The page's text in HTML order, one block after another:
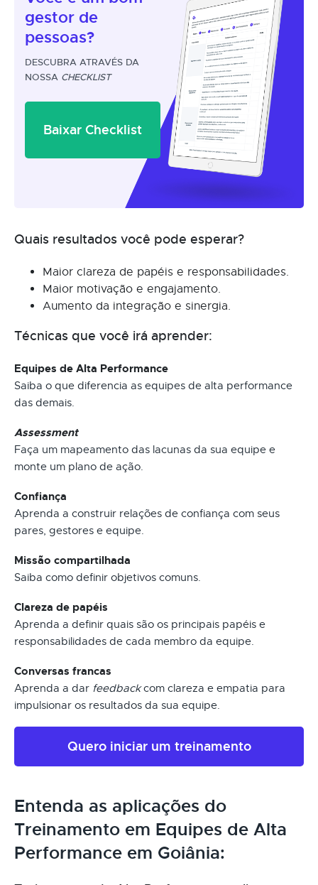
gestor de
pessoas?
DESCUBRA ATRAVÉS DA
NOSSA CHECKLIST
Baixar Checklist
Quais resultados você pode esperar?
Maior clareza de papéis e responsabilidades.
Maior motivação e engajamento.
Aumento da integração e sinergia.
Técnicas que você irá aprender:
Equipes de Alta Performance
Saiba o que diferencia as equipes de alta performance
das demais.
Assessment
Faça um mapeamento das lacunas da sua equipe e
monte um plano de ação.
Confiança
Aprenda a construir relações de confiança com seus
pares, gestores e equipe.
Missão compartilhada
Saiba como definir objetivos comuns.
Clareza de papéis
Aprenda a definir quais são os principais papéis e
responsabilidades de cada membro da equipe.
Conversas francas
Aprenda a dar feedbackcom clareza e empatia para
impulsionar os resultados da sua equipe.
Quero iniciar um treinamento
Entenda as aplicações do
Treinamento em Equipes de Alta
Performance em Goiânia: